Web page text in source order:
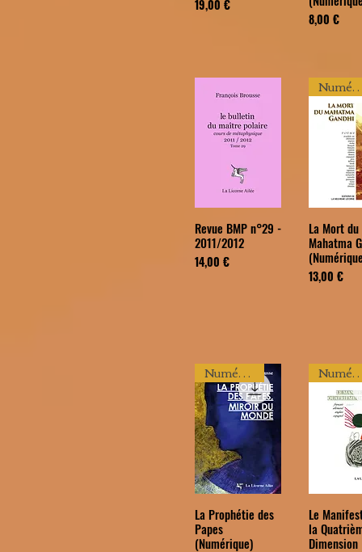
Prix
19,00 €
Prix
8,00 €
Revue BMP n°29 -
2011/2012
Prix
14,00 €
La Mort du
Mahatma
Prix
13,00 €
Numérique
La Prophétie des
Papes
(Numérique)
Le
la
Dimension